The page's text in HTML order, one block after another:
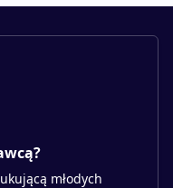
młodych